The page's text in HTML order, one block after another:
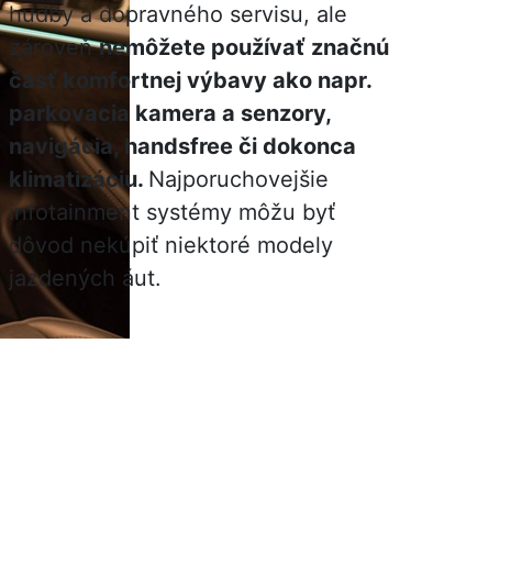
hudby a dopravného servisu, ale
zároveňnemôžete používať značnú
časť komfortnej výbavy ako napr.
parkovacia kamera a senzory,
navigácia, handsfree či dokonca
klimatizáciu. Najporuchovejšie
infotainment systémy môžu byť
dôvod nekúpiť niektoré modely
jazdených áut.